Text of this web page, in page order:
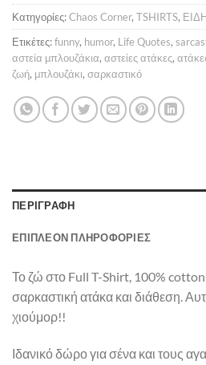
Κατηγορίες:Chaos Corner, TSHIRTS,
Ετικέτες:funny, humor, Life Quotes,
αστεία μπλουζάκια, αστείες ατάκες,
ζωή, μπλουζάκι, σαρκαστικό
ΠΕΡΙΓΡΑΦΉ
ΕΠΙΠΛΈΟΝ ΠΛΗΡΟΦΟΡΊΕΣ
Το ζώ στο Full T-Shirt, 100% cotton
σαρκαστική ατάκα και διάθεση.
χιούμορ!!
Ιδανικό δώρο για σένα και τους